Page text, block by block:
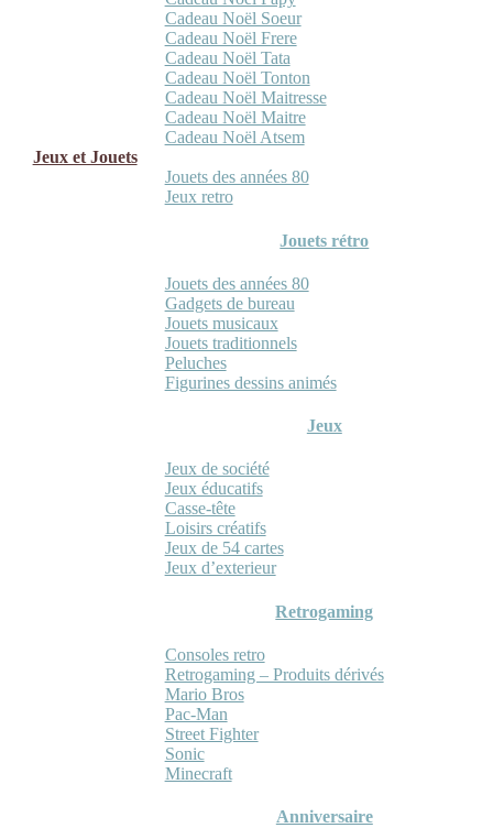
Cadeau Noël Soeur
Cadeau Noël Frere
Cadeau Noël Tata
Cadeau Noël Tonton
Cadeau Noël Maitresse
Cadeau Noël Maitre
Cadeau Noël Atsem
Jeux et Jouets
Jouets des années 80
Jeux retro
Jouets rétro
Jouets des années 80
Gadgets de bureau
Jouets musicaux
Jouets traditionnels
Peluches
Figurines dessins animés
Jeux
Jeux de société
Jeux éducatifs
Casse-tête
Loisirs créatifs
Jeux de 54 cartes
Jeux d’exterieur
Retrogaming
Consoles retro
Retrogaming – Produits dérivés
Mario Bros
Pac-Man
Street Fighter
Sonic
Minecraft
Anniversaire